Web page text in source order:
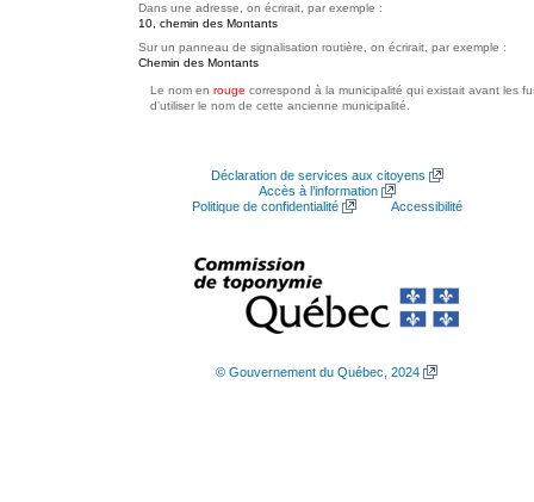
Dans une adresse, on écrirait, par exemple :
10, chemin des Montants
Sur un panneau de signalisation routière, on écrirait, par exemple :
Chemin des Montants
Le nom en rouge correspond à la municipalité qui existait avant les
d'utiliser le nom de cette ancienne municipalité.
Déclaration de services aux citoyens
Accès à l’information
Politique de confidentialité
Accessibilité
© Gouvernement du Québec, 2024